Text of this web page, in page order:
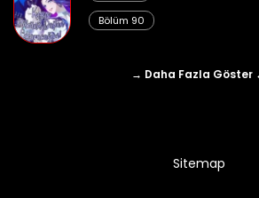
Bölüm 90
→ Daha Fazla Göster
Sitemap